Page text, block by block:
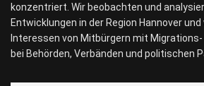
konzentriert. Wir beobachten und
Entwicklungen in der Region Hannover
Interessen von Mitbürgern mit
bei Behörden, Verbänden und politischen